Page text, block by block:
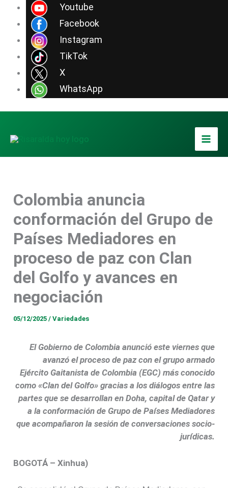
Youtube
Facebook
Instagram
TikTok
X
WhatsApp
contenido
Colombia anuncia
conformación del Grupo de
Países Mediadores en
proceso de paz con Clan
del Golfo y avances en
negociación
05/12/2025/Variedades
El Gobierno de Colombia anunció este viernes que
avanzó el proceso de paz con el grupo armado
Ejército Gaitanista de Colombia (EGC) más conocido
como «Clan del Golfo» gracias a los diálogos entre las
partes que se desarrollan en Doha, capital de Qatar y
a la conformación de Grupo de Países Mediadores
que acompañaron la sesión de conversaciones socio-
jurídicas.
BOGOTÁ – Xinhua)